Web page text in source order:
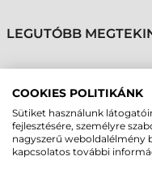
LEGUTÓBB
TSC PRINTRONIX
12 DOTS/MM (300DPI)
COOKIES POLITIKÁNK
Sütiket használunk
fejlesztésére, személyre
nagyszerű weboldalélmény
kapcsolatos további